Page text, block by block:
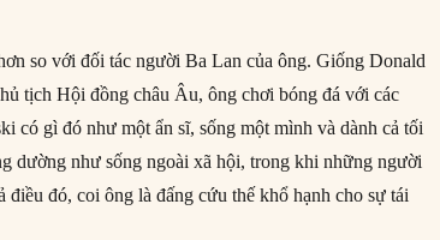
so với đối tác người Ba Lan của ông. Giống Donald
tịch Hội đồng châu Âu, ông chơi bóng đá với các
có gì đó như một ẩn sĩ, sống một mình và dành cả tối
dường như sống ngoài xã hội, trong khi những người
đó, coi ông là đấng cứu thế khổ hạnh cho sự tái